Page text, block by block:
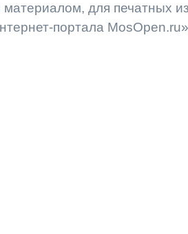
материалом, для печатных
портала